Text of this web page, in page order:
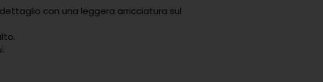
con una leggera arricciatura sul